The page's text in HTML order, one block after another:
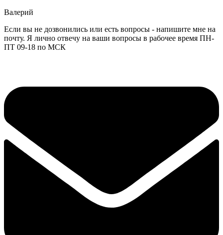
Валерий
Если вы не дозвонились или есть вопросы - напишите мне на
почту. Я лично отвечу на ваши вопросы в рабочее время ПН-
ПТ 09-18 по МСК